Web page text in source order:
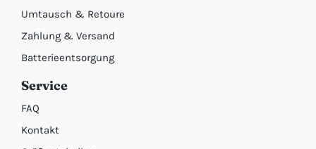
Umtausch & Retoure
Zahlung & Versand
Batterieentsorgung
Service
FAQ
Kontakt